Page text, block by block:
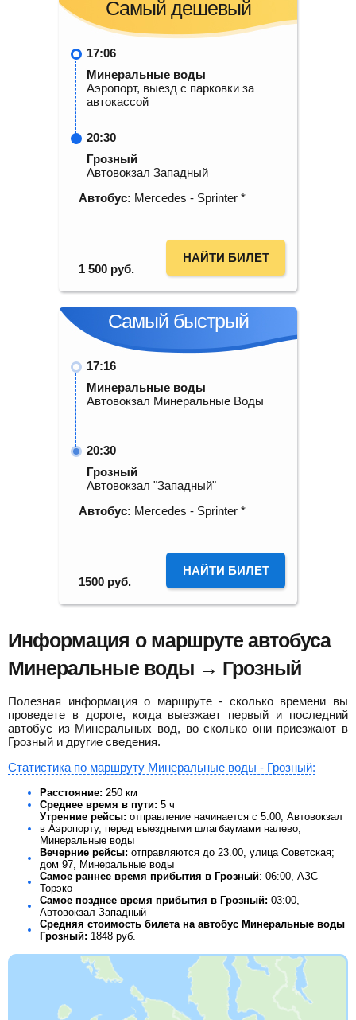
Самый дешевый
17:06
Минеральные воды
Аэропорт, выезд с парковки за
автокассой
20:30
Грозный
Автовокзал Западный
Автобус: Mercedes - Sprinter *
1 500 руб.
НАЙТИ БИЛЕТ
Самый быстрый
17:16
Минеральные воды
Автовокзал Минеральные Воды
20:30
Грозный
Автовокзал "Западный"
Автобус: Mercedes - Sprinter *
1500 руб.
НАЙТИ БИЛЕТ
Информация о маршруте автобуса
Минеральные воды → Грозный
Полезная информация о маршруте - сколько времени вы
проведете в дороге, когда выезжает первый и последний
автобус из Минеральных вод, во сколько они приезжают в
Грозный и другие сведения.
Статистика по маршруту Минеральные воды - Грозный:
Расстояние: 250 км
Среднее время в пути: 5 ч
Утренние рейсы: отправление начинается с 5.00, Автовокзал
в Аэропорту, перед выездными шлагбаумами налево,
Минеральные воды
Вечерние рейсы: отправляются до 23.00, улица Советская;
дом 97, Минеральные воды
Самое раннее время прибытия в Грозный: 06:00, АЗС
Торэко
Самое позднее время прибытия в Грозный: 03:00,
Автовокзал Западный
Средняя стоимость билета на автобус Минеральные воды
Грозный: 1848 руб.